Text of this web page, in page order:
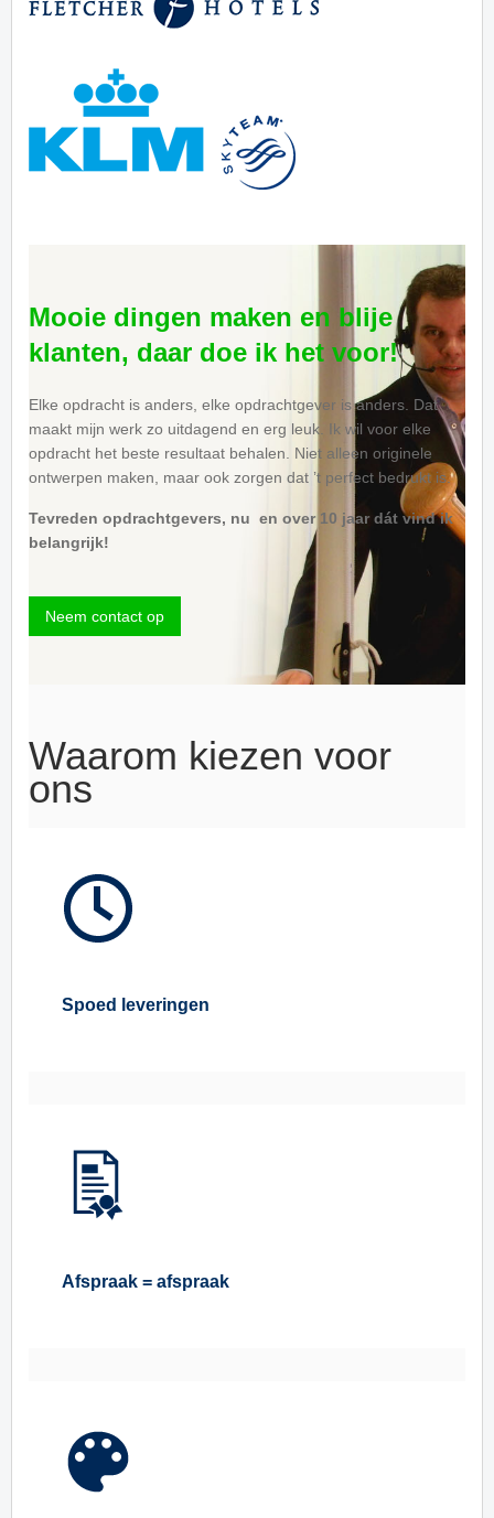
Mooie dingen maken en blije
klanten, daar doe ik het voor!
Elke opdracht is anders, elke opdrachtgever is anders. Dat
maakt mijn werk zo uitdagend en erg leuk. Ik wil voor elke
opdracht het beste resultaat behalen. Niet alleen originele
ontwerpen maken, maar ook zorgen dat ’t perfect bedrukt is.
Tevreden opdrachtgevers, nu en over 10 jaar dát vind ik
belangrijk!
Neem contact op
Waarom kiezen voor
ons
Spoed leveringen
Afspraak = afspraak